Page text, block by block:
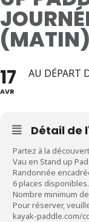
(MATIN)
17
AVR
AU DÉPART
Détail de
Partez à la
Vau en Stand up
Randonnée
6 places disponibles.
Nombre minimum
Pour réserver,
kayak-paddle.com/